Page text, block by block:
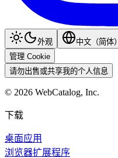
外观
中文（简体）
管理 Cookie
请勿出售或共享我的个人信息
© 2026 WebCatalog, Inc.
下载
桌面应用
浏览器扩展程序